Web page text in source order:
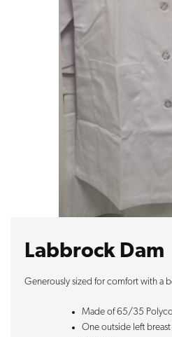
Labbrock Dam
Generously sized for comfort with a
Made of 65/35
One outside left